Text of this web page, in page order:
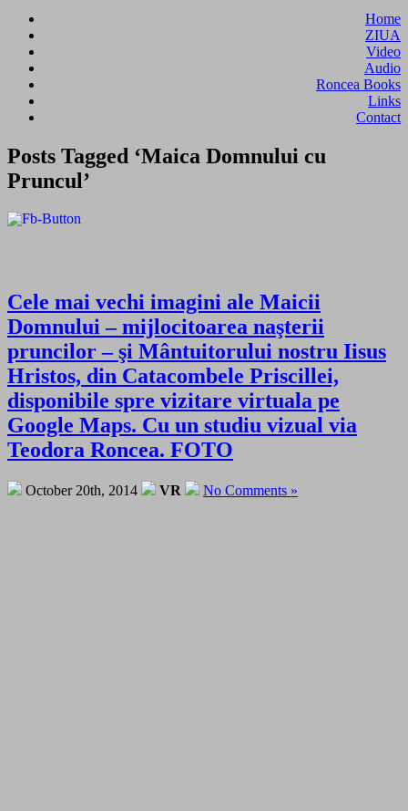
Home
ZIUA
Video
Audio
Roncea Books
Links
Contact
Posts Tagged ‘Maica Domnului cu
Pruncul’
Cele mai vechi imagini ale Maicii
Domnului – mijlocitoarea naşterii
pruncilor – şi Mântuitorului nostru Iisus
Hristos, din Catacombele Priscillei,
disponibile spre vizitare virtuala pe
Google Maps. Cu un studiu vizual via
Teodora Roncea. FOTO
October 20th, 2014 VR No Comments »